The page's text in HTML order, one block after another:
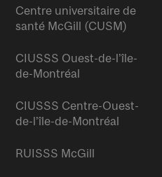
Centre universitaire de
santé McGill (CUSM)
CIUSSS Ouest-de-l’île-
de-Montréal
CIUSSS Centre-Ouest-
de-l’île-de-Montréal
RUISSS McGill